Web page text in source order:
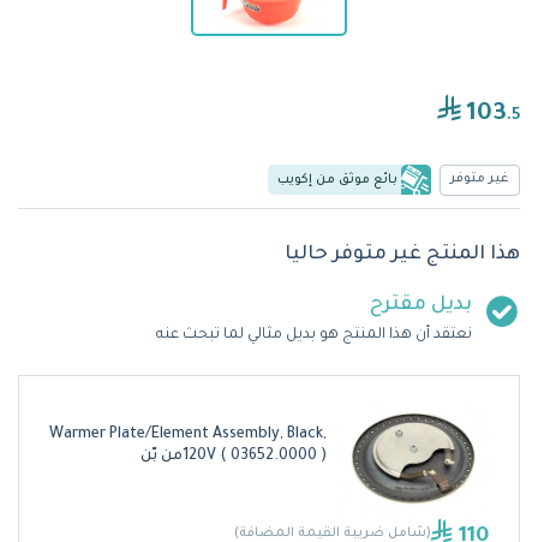
103.5
غير متوفر بائع موثق من إكويب
هذا المنتج غير متوفر حاليا
بديل مقترح
نعتقد أن هذا المنتج هو بديل مثالي لما تبحث عنه
Warmer Plate/Element Assembly, Black,
120V ( 03652.0000 )من بّن
110 (شامل ضريبة القيمة المضافة)